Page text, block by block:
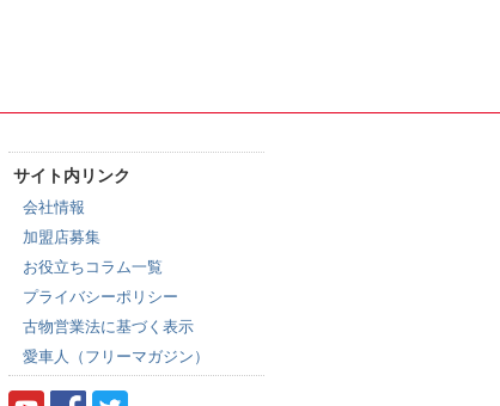
サイト内リンク
会社情報
加盟店募集
お役立ちコラム一覧
プライバシーポリシー
古物営業法に基づく表示
愛車人（フリーマガジン）